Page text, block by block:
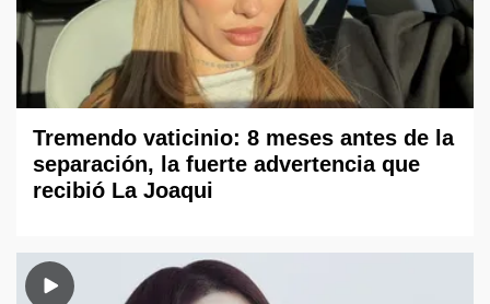
Tremendo vaticinio: 8 meses antes de la
separación, la fuerte advertencia que
recibió La Joaqui